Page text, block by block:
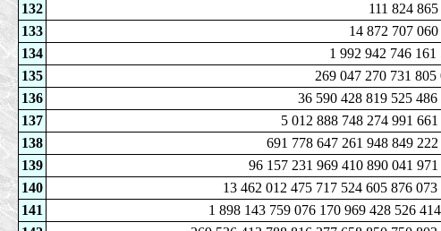
132
111 824
133
14 872 707
134
1 992 942 746
135
269 047 270 731
136
36 590 428 819 525
137
5 012 888 748 274 991
138
691 778 647 261 948 849
139
96 157 231 969 410 890 041
140
13 462 012 475 717 524 605 876
141
1 898 143 759 076 170 969 428 526